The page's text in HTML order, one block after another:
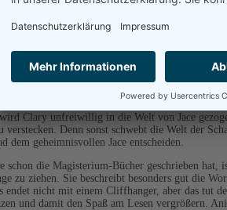
und führt ein normales Leben mit ihrer
Clary unfreiwillig in die Welt von Jace
Denn sonst schwebt die Welt der
dem geheimnisvollen Jace entscheiden.
die Magisterium-Bücher geschrieben hat,
zu ziehen. Sie beschreibt besonders gut die
endet nicht mit einem Cliffhanger, aber das tut
und damit den Spaß am Lesen vergrößern.